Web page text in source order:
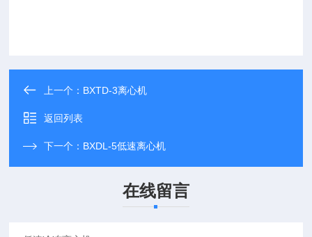
上一个： BXTD-3离心机
返回列表
下一个： BXDL-5低速离心机
在线留言